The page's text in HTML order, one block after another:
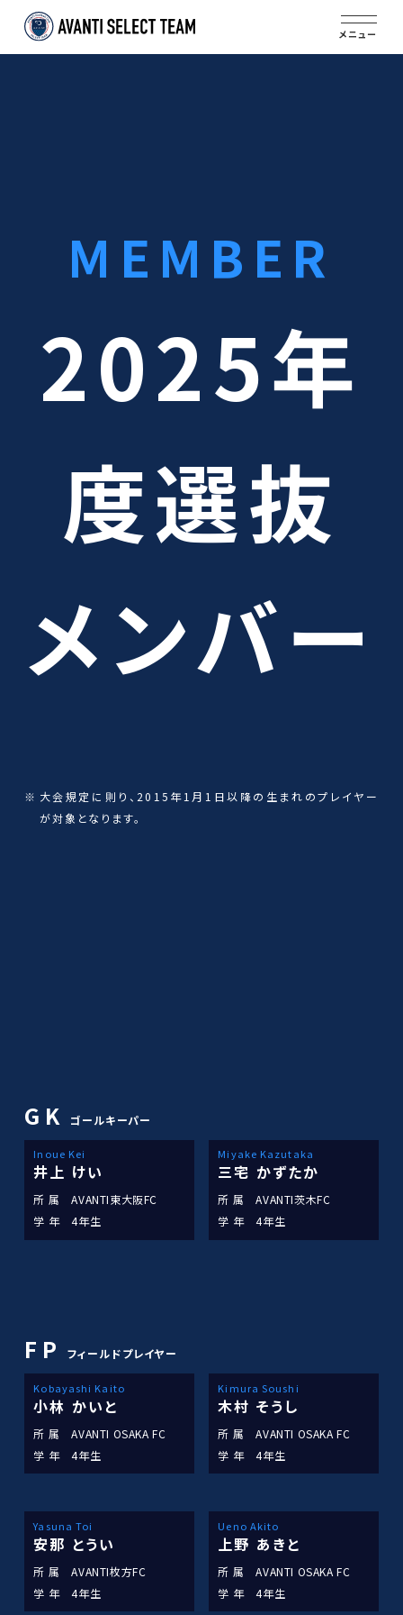
メニュー
MEMBER
2025年
度選抜
メンバー
大会規定に則り、2015年1月1日以降の生まれのプレイヤー
が対象となります。
GK ゴールキーパー
Inoue Kei
井上 けい
所 属
AVANTI東大阪FC
学 年
4年生
Miyake Kazutaka
三宅 かずたか
所 属
AVANTI茨木FC
学 年
4年生
FP フィールドプレイヤー
Kobayashi Kaito
小林 かいと
所 属
AVANTI OSAKA FC
学 年
4年生
Kimura Soushi
木村 そうし
所 属
AVANTI OSAKA FC
学 年
4年生
Yasuna Toi
安那 とうい
所 属
AVANTI枚方FC
学 年
4年生
Ueno Akito
上野 あきと
所 属
AVANTI OSAKA FC
学 年
4年生